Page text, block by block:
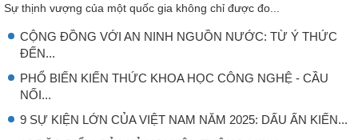
Sự thịnh vượng của một quốc gia không chỉ được đo...
CỘNG ĐỒNG VỚI AN NINH NGUỒN NƯỚC: TỪ Ý THỨC
ĐẾN...
PHỔ BIẾN KIẾN THỨC KHOA HỌC CÔNG NGHỆ - CẦU
NỐI...
9 SỰ KIỆN LỚN CỦA VIỆT NAM NĂM 2025: DẤU ẤN KIẾN...